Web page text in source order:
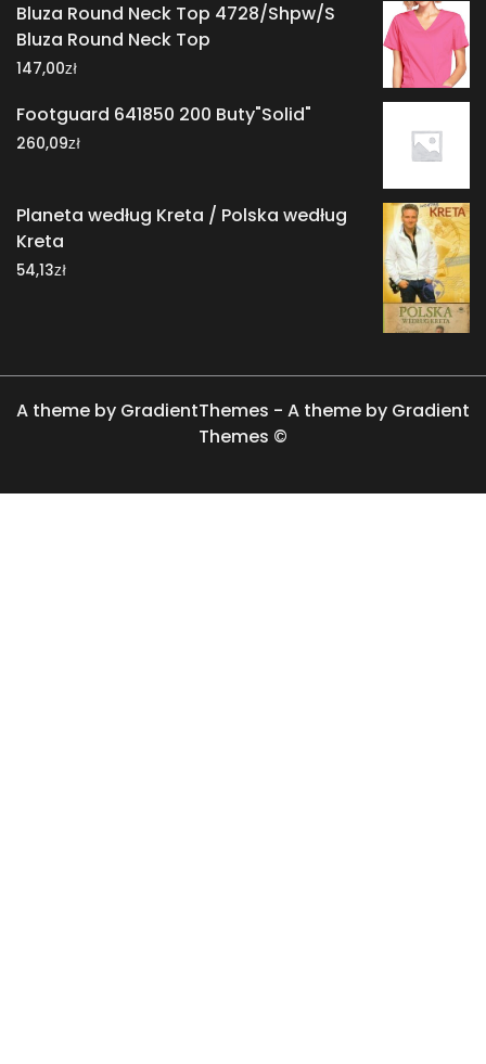
Bluza Round Neck Top 4728/Shpw/S
Bluza Round Neck Top
147,00zł
Footguard 641850 200 Buty"Solid"
260,09zł
Planeta według Kreta / Polska według
Kreta
54,13zł
A theme by GradientThemes - A theme by Gradient
Themes ©